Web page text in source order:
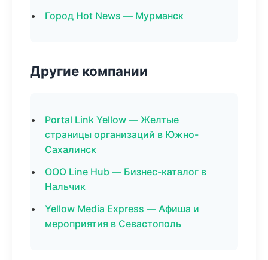
Город Hot News — Мурманск
Другие компании
Portal Link Yellow — Желтые
страницы организаций в Южно-
Сахалинск
ООО Line Hub — Бизнес-каталог в
Нальчик
Yellow Media Express — Афиша и
мероприятия в Севастополь